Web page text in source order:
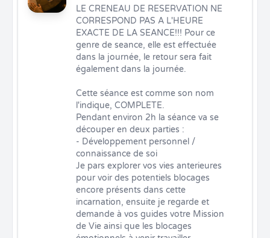
LE CRENEAU DE RESERVATION NE
CORRESPOND PAS A L'HEURE
EXACTE DE LA SEANCE!!! Pour ce
genre de seance, elle est effectuée
dans la journée, le retour sera fait
également dans la journée.
Cette séance est comme son nom
l'indique, COMPLETE.
Pendant environ 2h la séance va se
découper en deux parties :
- Développement personnel /
connaissance de soi
Je pars explorer vos vies anterieures
pour voir des potentiels blocages
encore présents dans cette
incarnation, ensuite je regarde et
demande à vos guides votre Mission
de Vie ainsi que les blocages